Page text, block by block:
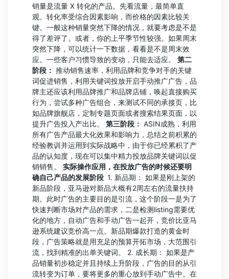
销量是流量 X 转化的产品。先看流量，最简单直
观。转化率受综合因素影响，而价格的因素比较关
键。一般这种销量突然下降的情况，就要考虑是不是
得了差评了。或者，你的上平季节性较强。如果周末
突然下降，可以统计一下数据，看看是不是周末效
应。一些客户习惯导致的变动，只能去适应。 第二
阶段： 推动销售速率，利用品牌和竞争对手的关键
词促进销售，利用关键词投放开启手动推广广告，品
牌主还应该利用品牌推广和品牌店铺，唤起直接购买
行为，尝试多种广告组合，来测试不同的承接页，比
如品牌旗舰店，定制专题页面或者搜索结果页面，以
提升广告投入产出比。 第三阶段： ASIN成熟，利用
所有广告产品最大化效果和影响力，总结之前积累的
经验教训并运用到实际战略中，由于你已经累积了产
品的认知度，现在可以集中精力投放品牌关键词以促
销销售。 实际操作应用，在投放广告的时候还要明
确自己产品的发展阶段 1. 新品期： 如果是刚上架的
新品阶段，亚马逊对新品大概有2周左右的流量扶持
期。此时广告的主要目的是引流，这个阶段一是为了
快速判断市场对产品的需求，二是检测listing需要优
化的地方，自动广告和手动广告一起开，竞价比亚马
逊系统建议竞价高一点。新品期爆款打造的黄金时
段，广告策略就是用充足的预算开拓市场，大范围引
流，找到精准的出单关键词。 2. 成长期： 如果是产
品销量初步稳定并且持续上升阶段，广告的目的从引
流转变为订单，要将更多的重心放到手动广告中。在